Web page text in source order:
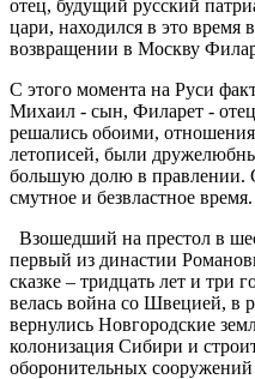
отец, будущий русский
цари, находился в это время
возвращении в Москву
С этого момента на Руси
Михаил - сын, Филарет -
решались обоими,
летописей, были
большую долю в правлении.
смутное и безвластное время.
Взошедший на престол в
первый из династии
сказке – тридцать лет и
велась война со Швецией, в
вернулись Новгородские
колонизация Сибири и
оборонительных